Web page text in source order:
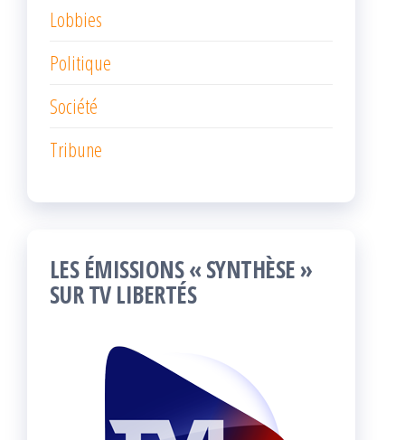
Lobbies
Politique
Société
Tribune
LES ÉMISSIONS « SYNTHÈSE »
SUR TV LIBERTÉS